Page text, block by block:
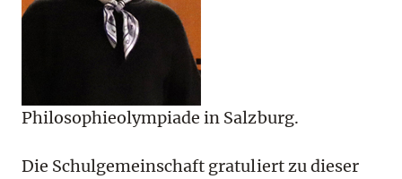
Philosophieolympiade in Salzburg.
Die Schulgemeinschaft gratuliert zu dieser